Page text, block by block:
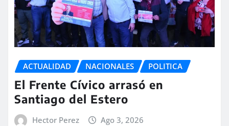
ACTUALIDAD NACIONALES POLITICA
El Frente Cívico arrasó en
Santiago del Estero
Hector Perez Ago 3, 2026